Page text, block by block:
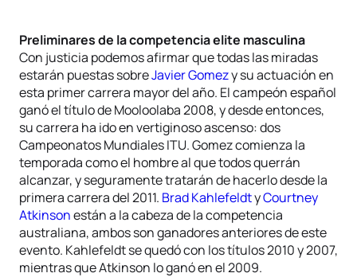
Preliminares de la competencia elite masculina
Con justicia podemos afirmar que todas las miradas
estarán puestas sobreJavier Gomezy su actuación en
esta primer carrera mayor del año. El campeón español
ganó el título de Mooloolaba 2008, y desde entonces,
su carrera ha ido en vertiginoso ascenso: dos
Campeonatos Mundiales ITU. Gomez comienza la
temporada como el hombre al que todos querrán
alcanzar, y seguramente tratarán de hacerlo desde la
primera carrera del 2011. Brad KahlefeldtyCourtney
Atkinsonestán a la cabeza de la competencia
australiana, ambos son ganadores anteriores de este
evento. Kahlefeldt se quedó con los títulos 2010 y 2007,
mientras que Atkinson lo ganó en el 2009.